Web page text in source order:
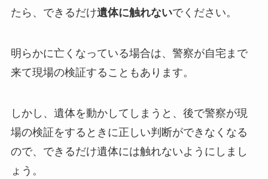
たら、できるだけ遺体に触れないでください。
明らかに亡くなっている場合は、警察が自宅まで
来て現場の検証することもあります。
しかし、遺体を動かしてしまうと、後で警察が現
場の検証をするときに正しい判断ができなくなる
ので、できるだけ遺体には触れないようにしまし
ょう。